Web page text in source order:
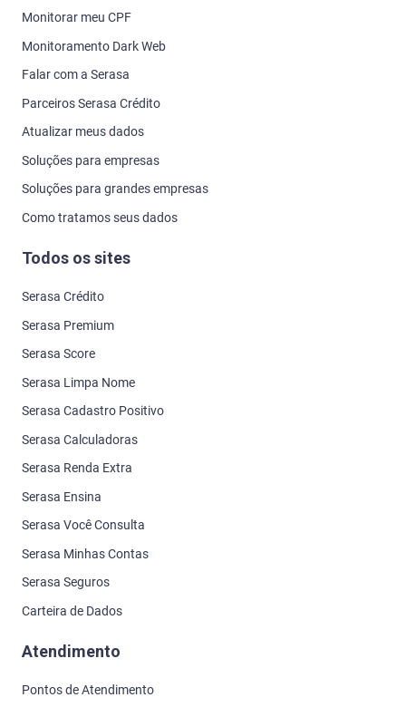
Monitorar meu CPF
Monitoramento Dark Web
Falar com a Serasa
Parceiros Serasa Crédito
Atualizar meus dados
Soluções para empresas
Soluções para grandes empresas
Como tratamos seus dados
Todos os sites
Serasa Crédito
Serasa Premium
Serasa Score
Serasa Limpa Nome
Serasa Cadastro Positivo
Serasa Calculadoras
Serasa Renda Extra
Serasa Ensina
Serasa Você Consulta
Serasa Minhas Contas
Serasa Seguros
Carteira de Dados
Atendimento
Pontos de Atendimento